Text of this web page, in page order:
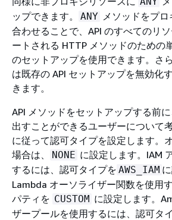
ップできます。
ANY メソッドをプ
合わせることで、API のすべてのリ
ートされる HTTP メソッドのための
のセットアップを使用できます。さ
は既存の API セットアップを無効化
きます。
API メソッドをセットアップする前
出すことができるユーザーについて
に従って認可タイプを設定します。
場合は、
NONE に設定します。IAM
するには、認可タイプを AWS_IAM
Lambda オーソライザー関数を使用
パティを CUSTOM に設定します。
ザープールを使用するには、認可タ